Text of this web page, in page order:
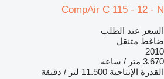
CompAir C 115 - 12 - N
السعر عند الطلب
ضاغط متنقل
2010
3.670 متر / ساعة
القدرة الإنتاجية 11.500 لتر / دقيقة